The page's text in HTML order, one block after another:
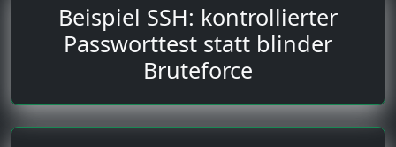
Beispiel SSH: kontrollierter
Passworttest statt blinder
Bruteforce